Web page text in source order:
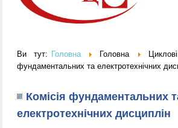
Ви тут: Головна Головна
фундаментальних та електротехнічних
Комісія фундаментальних
електротехнічних дисциплін